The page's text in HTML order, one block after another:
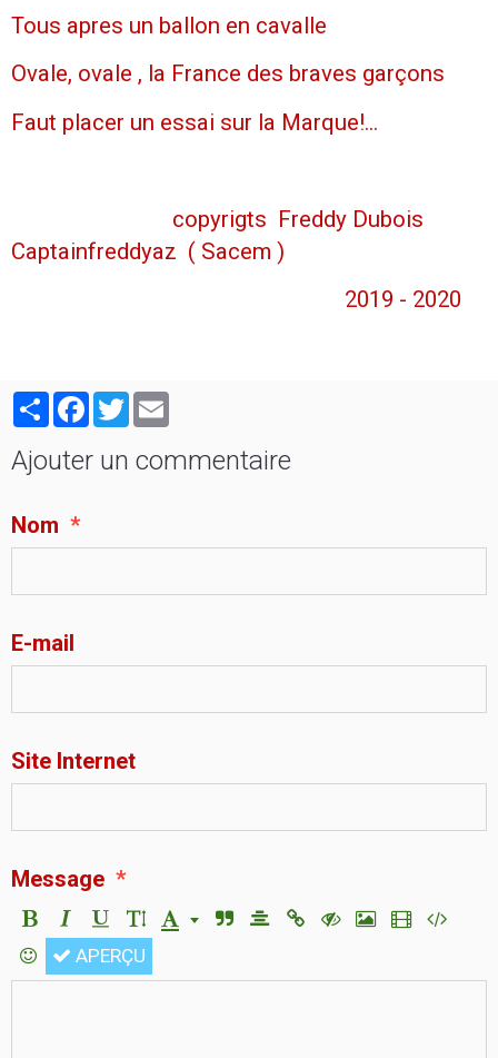
Tous apres un ballon en cavalle
Ovale, ovale , la France des braves garçons
Faut placer un essai sur la Marque!...
copyrigts Freddy Dubois
Captainfreddyaz ( Sacem )
2019 - 2020
PartagerFacebook
Twitter
Ajouter un commentaire
Nom
E-mail
Site Internet
Message
APERÇU